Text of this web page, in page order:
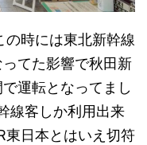
の時には東北新幹線
てた影響で秋田新
運転となってまし
線客しか利用出来
東日本とはいえ切符